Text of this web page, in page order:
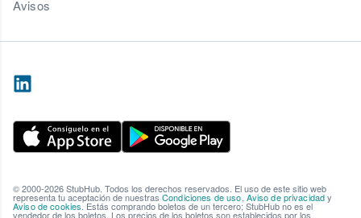
Avisos
© 2000-2026 StubHub. Todos los derechos reservados. El uso de este sitio web
representa tu aceptación de nuestras Condiciones de uso Aviso de privacidady
Aviso de cookies. Estás comprando boletos de un tercero; StubHub no es el
vendedor de los boletos. Los precios de los boletos son establecidos por los